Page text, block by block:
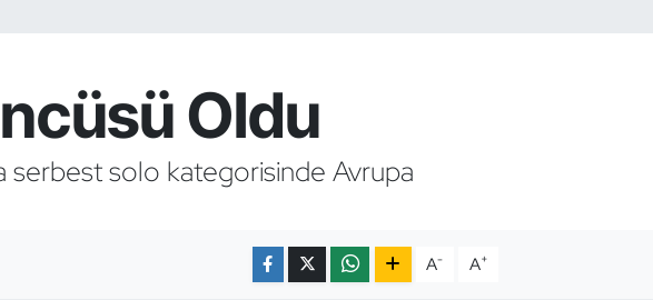
Oldu
serbest solo kategorisinde Avrupa
A- A+